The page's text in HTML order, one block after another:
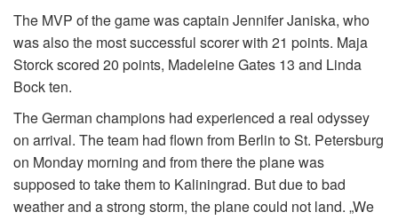
The MVP of the game was captain Jennifer Janiska, who
was also the most successful scorer with 21 points. Maja
Storck scored 20 points, Madeleine Gates 13 and Linda
Bock ten.
The German champions had experienced a real odyssey
on arrival. The team had flown from Berlin to St. Petersburg
on Monday morning and from there the plane was
supposed to take them to Kaliningrad. But due to bad
weather and a strong storm, the plane could not land. „We